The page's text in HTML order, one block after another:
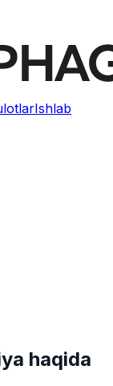
Ishlab
haqida